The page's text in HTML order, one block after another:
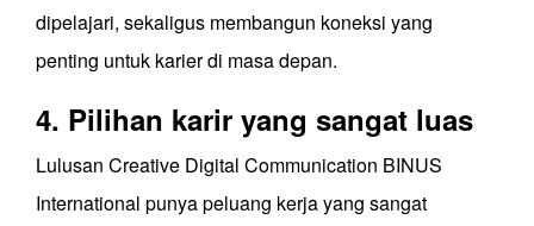
dipelajari, sekaligus membangun koneksi yang
penting untuk karier di masa depan.
4. Pilihan karir yang sangat luas
Lulusan Creative Digital Communication BINUS
International punya peluang kerja yang sangat